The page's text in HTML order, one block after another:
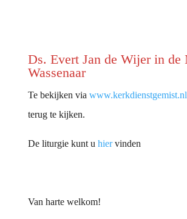
Ds. Evert Jan de Wijer in de
Wassenaar
Te bekijken via www.kerkdienstgemist.nl
terug te kijken.
De liturgie kunt u hiervinden
Van harte welkom!